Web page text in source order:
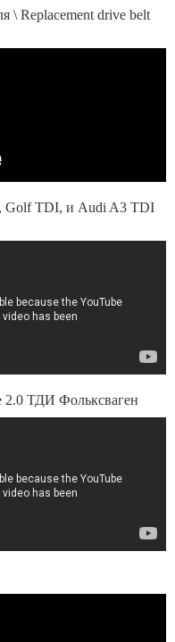
\ Replacement drive belt
Golf TDI, и Audi A3 TDI
2.0 ТДИ Фольксваген